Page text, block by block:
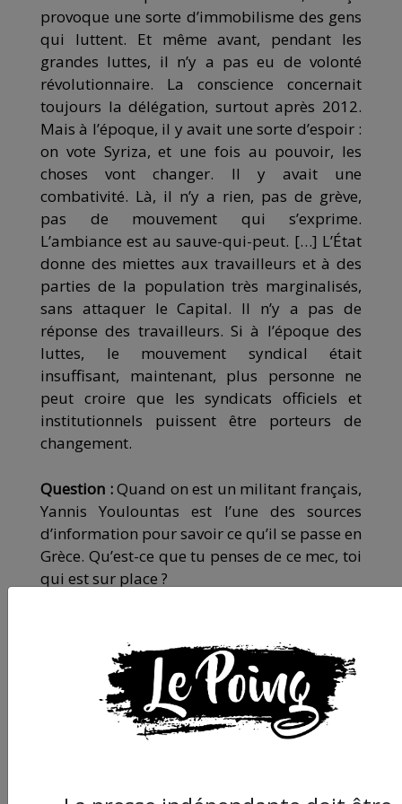
provoque une sorte d’immobilisme des gens
qui luttent. Et même avant, pendant les
grandes luttes, il n’y a pas eu de volonté
révolutionnaire. La conscience concernait
toujours la délégation, surtout après 2012.
Mais à l’époque, il y avait une sorte d’espoir :
on vote Syriza, et une fois au pouvoir, les
choses vont changer. Il y avait une
combativité. Là, il n’y a rien, pas de grève,
pas de mouvement qui s’exprime.
L’ambiance est au sauve-qui-peut. […] L’État
donne des miettes aux travailleurs et à des
parties de la population très marginalisés,
sans attaquer le Capital. Il n’y a pas de
réponse des travailleurs. Si à l’époque des
luttes, le mouvement syndical était
insuffisant, maintenant, plus personne ne
peut croire que les syndicats officiels et
institutionnels puissent être porteurs de
changement.
Question :Quand on est un militant français,
Yannis Youlountas est l’une des sources
d’information pour savoir ce qu’il se passe en
Grèce. Qu’est-ce que tu penses de ce mec, toi
qui est sur place ?
qu’il est venu faire des recherches sur
Exarcheia, mais je ne sais pas quel est le type
de réseau qu’il a consolidé, ni quel type
d’informations il porte.